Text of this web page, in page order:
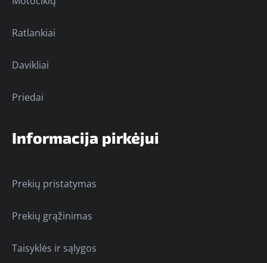
Ratlankiai
Davikliai
Priedai
Informacija pirkėjui
Prekių pristatymas
Prekių grąžinimas
Taisyklės ir sąlygos